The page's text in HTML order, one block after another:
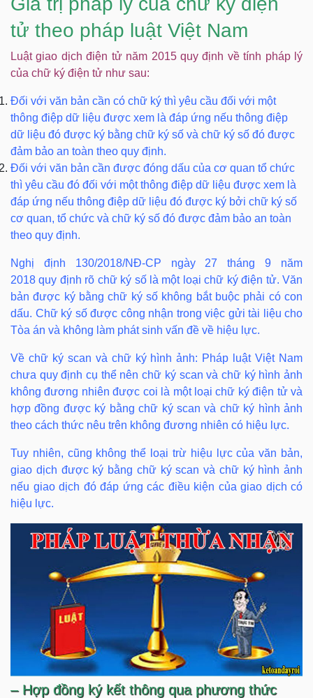
tử theo pháp luật Việt Nam
Luật giao dịch điện tử năm 2015 quy định về tính pháp lý
của chữ ký điện tử như sau:
Đối với văn bản cần có chữ ký thì yêu cầu đối với một
thông điệp dữ liệu được xem là đáp ứng nếu thông điệp
dữ liệu đó được ký bằng chữ ký số và chữ ký số đó được
đảm bảo an toàn theo quy định.
Đối với văn bản cần được đóng dấu của cơ quan tổ chức
thì yêu cầu đó đối với một thông điệp dữ liệu được xem là
đáp ứng nếu thông điệp dữ liệu đó được ký bởi chữ ký số
cơ quan, tổ chức và chữ ký số đó được đảm bảo an toàn
theo quy định.
Nghị định 130/2018/NĐ-CP ngày 27 tháng 9 năm
2018 quy định rõ chữ ký số là một loại chữ ký điện tử. Văn
bản được ký bằng chữ ký số không bắt buộc phải có con
dấu. Chữ ký số được công nhận trong việc gửi tài liệu cho
Tòa án và không làm phát sinh vấn đề về hiệu lực.
Về chữ ký scan và chữ ký hình ảnh: Pháp luật Việt Nam
chưa quy định cụ thể nên chữ ký scan và chữ ký hình ảnh
không đương nhiên được coi là một loại chữ ký điện tử và
hợp đồng được ký bằng chữ ký scan và chữ ký hình ảnh
theo cách thức nêu trên không đương nhiên có hiệu lực.
Tuy nhiên, cũng không thể loại trừ hiệu lực của văn bản,
giao dịch được ký bằng chữ ký scan và chữ ký hình ảnh
nếu giao dịch đó đáp ứng các điều kiện của giao dịch có
hiệu lực.
– Hợp đồng ký kết thông qua phương thức